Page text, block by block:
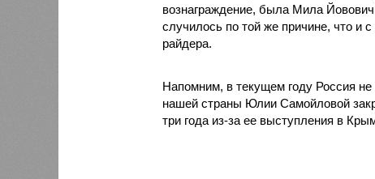
вознаграждение, была Мила
случилось по той же причине, что и
райдера.
Напомним, в текущем году Россия
нашей страны Юлии Самойловой
три года из-за ее выступления в